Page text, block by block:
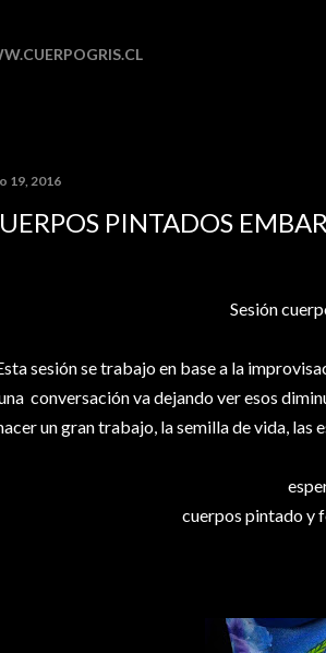
19, 2016
PINTADOS
Sesión
sesión se trabajo en base a la
conversación va dejando ver esos
un gran trabajo, la semilla de vida, las
cuerpos pintado y